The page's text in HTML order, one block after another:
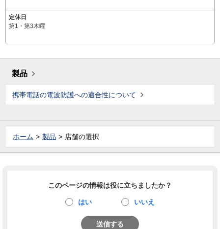
定休日
第1・第3木曜
製品
携帯電話の電波防護への適合性について
ホーム 製品 店舗の選択
このページの情報は役に立ちましたか？
はい いいえ
送信する